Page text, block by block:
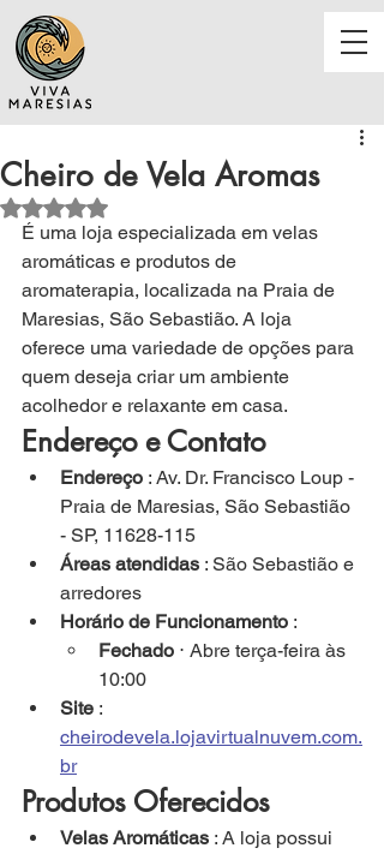
Cheiro de Vela Aromas
Avaliado com NaN de 5 estrelas.
É uma loja especializada em velas
aromáticas e produtos de
aromaterapia, localizada na Praia de
Maresias, São Sebastião. A loja
oferece uma variedade de opções para
quem deseja criar um ambiente
acolhedor e relaxante em casa.
Endereço e Contato
Endereço : Av. Dr. Francisco Loup -
Praia de Maresias, São Sebastião
- SP, 11628-115
Áreas atendidas : São Sebastião e
arredores
Horário de Funcionamento :
Fechado ⋅ Abre terça-feira às
10:00
Site :
cheirodevela.lojavirtualnuvem.com.
br
Produtos Oferecidos
Velas Aromáticas : A loja possui